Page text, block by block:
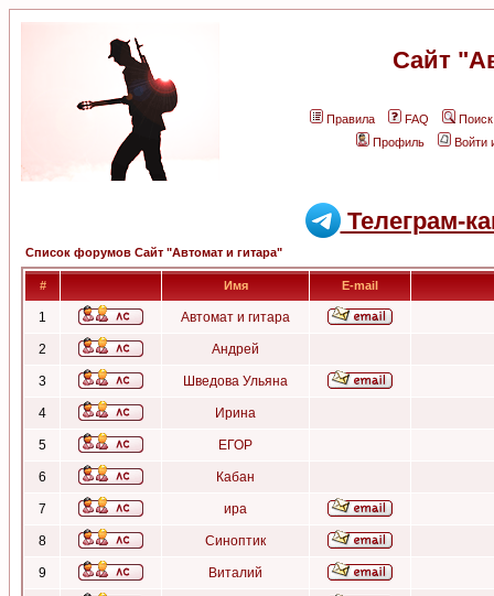
Сайт
Правила FAQ
Поиск
Профиль
Войти
Телеграм-
Список форумов Сайт "Автомат и гитара"
# Имя E-mail
1 Автомат и гитара
2 Андрей
3 Шведова Ульяна
4 Ирина
5 ЕГОР
6 Кабан
7 ира
8 Синоптик
9 Виталий